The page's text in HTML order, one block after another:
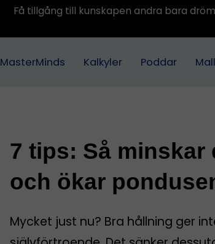
Få tillgång till kunskapen andra bara
MasterMinds Kalkyler Poddar
7 tips: Så minskar
och ökar
Mycket just nu? Bra hållning ger